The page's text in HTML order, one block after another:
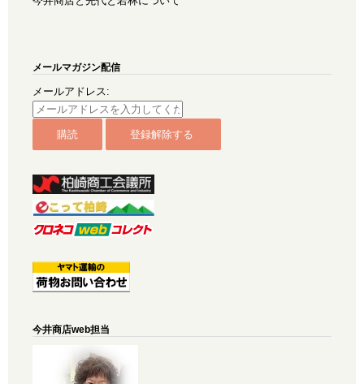
メールマガジン配信
メールアドレス:
今井商店web担当